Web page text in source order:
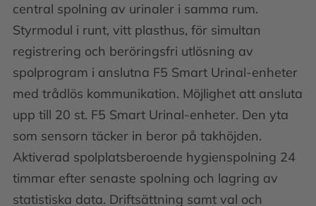
central spolning av urinaler i samma rum.
Styrmodul i runt, vitt plasthus, för simultan
registrering och beröringsfri utlösning av
spolprogram i anslutna F5 Smart Urinal-enheter
med trådlös kommunikation. Möjlighet att ansluta
upp till 20 st. F5 Smart Urinal-enheter. Den yta
som sensorn täcker in beror på takhöjden.
Aktiverad spolplatsberoende hygienspolning 24
timmar efter senaste spolning och lagring av
statistiska data. Driftsättning samt val och